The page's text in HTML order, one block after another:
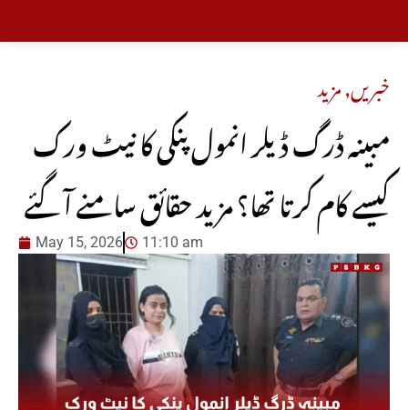
خبریں,مزید
مبینہ ڈرگ ڈیلر انمول پنکی کا نیٹ ورک
کیسے کام کرتا تھا؟ مزید حقائق سامنے آگئے
May 15, 2026 11:10 am